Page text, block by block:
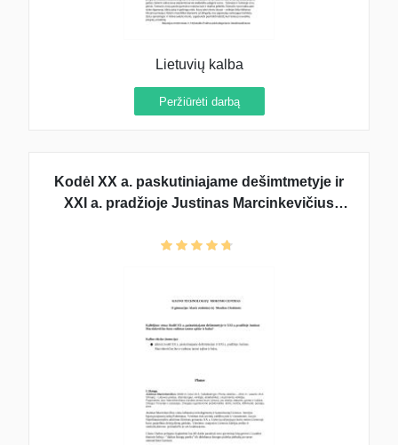
Lietuvių kalba
Peržiūrėti darbą
Kodėl XX a. paskutiniajame dešimtmetyje ir
XXI a. pradžioje Justinas Marcinkevičius